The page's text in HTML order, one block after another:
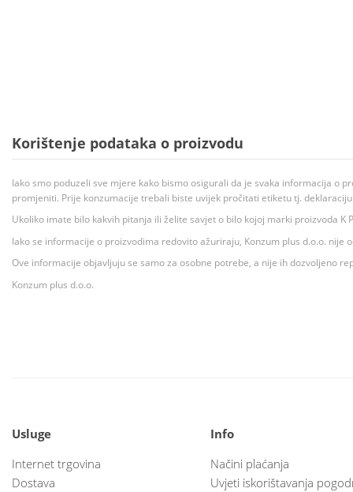
Korištenje podataka o proizvodu
Iako smo poduzeli sve mjere kako bismo osigurali da je svaka informacija o
promjeniti. Prije konzumacije trebali biste uvijek pročitati etiketu tj.
Ukoliko imate bilo kakvih pitanja ili želite savjet o bilo kojoj marki proizvoda
Iako se informacije o proizvodima redovito ažuriraju, Konzum plus d.o.o.
Ove informacije objavljuju se samo za osobne potrebe, a nije ih dozvoljeno
Konzum plus d.o.o.
Usluge
Internet trgovina
Dostava
Info
Načini plaćanja
Uvjeti iskorištavanja